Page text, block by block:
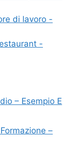
di lavoro -
-
– Esempio E
–